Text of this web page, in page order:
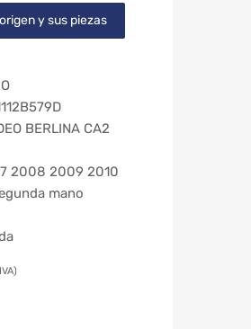
y sus piezas
BERLINA CA2
2008 2009 2010
mano